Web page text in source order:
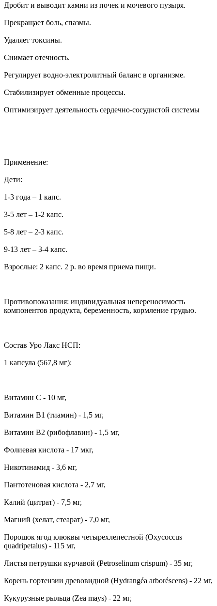
Дробит и выводит камни из почек и мочевого пузыря.
Прекращает боль, спазмы.
Удаляет токсины.
Снимает отечность.
Регулирует водно-электролитный баланс в организме.
Стабилизирует обменные процессы.
Оптимизирует деятельность сердечно-сосудистой системы
Применение:
Дети:
1-3 года – 1 капс.
3-5 лет – 1-2 капс.
5-8 лет – 2-3 капс.
9-13 лет – 3-4 капс.
Взрослые: 2 капс. 2 р. во время приема пищи.
Противопоказания: индивидуальная непереносимость
компонентов продукта, беременность, кормление грудью.
Состав Уро Лакс НСП:
1 капсула (567,8 мг):
Витамин С - 10 мг,
Витамин В1 (тиамин) - 1,5 мг,
Витамин В2 (рибофлавин) - 1,5 мг,
Фолиевая кислота - 17 мкг,
Никотинамид - 3,6 мг,
Пантотеновая кислота - 2,7 мг,
Калий (цитрат) - 7,5 мг,
Магний (хелат, стеарат) - 7,0 мг,
Порошок ягод клюквы четырехлепестной (Oxycoccus
quadripetalus) - 115 мг,
Листья петрушки курчавой (Petroselinum crispum) - 35 мг,
Корень гортензии древовидной (Hydrangéa arboréscens) - 22 мг,
Кукурузные рыльца (Zea mays) - 22 мг,